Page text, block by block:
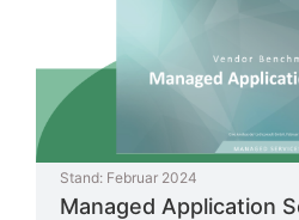
Stand: Februar 2024
Managed Application